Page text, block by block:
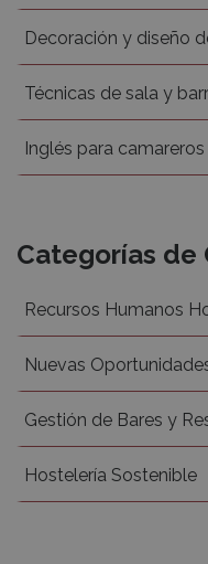
Decoración y diseño
Técnicas de sala y
Inglés para camareros
Categorías de
Recursos Humanos
Nuevas
Gestión de Bares y
Hostelería Sostenible